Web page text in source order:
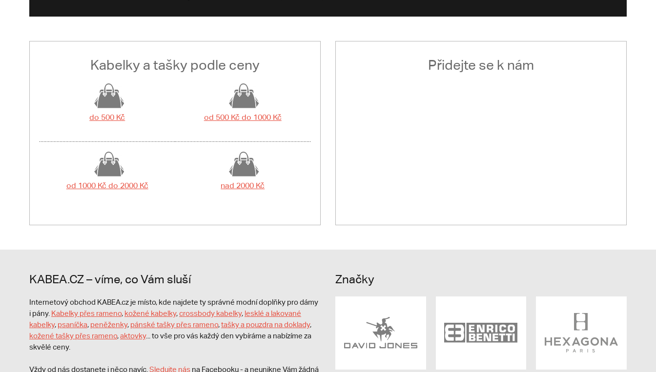
Kabelky a tašky podle ceny
do 500 Kč od 500 Kč do 1000 Kč
od 1000 Kč do 2000 Kč nad 2000 Kč
Přidejte se k nám
KABEA.CZ – víme, co Vám sluší
Internetový obchod KABEA.cz je místo, kde najdete ty správné modní doplňky pro dámy
i pány. Kabelky přes rameno, kožené kabelky,crossbody kabelky, lesklé a lakované
kabelky, psaníčka, peněženky, pánské tašky přes rameno,tašky a pouzdra na doklady,
kožené tašky přes rameno,aktovky... to vše pro vás každý den vybíráme a nabízíme za
skvělé ceny.
Vždy od nás dostanete i něco navíc. Sledujte nás na Facebooku - a neunikne Vám žádná
Značky